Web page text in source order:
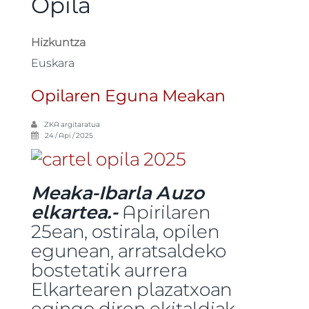
Opila
Hizkuntza
Euskara
Opilaren Eguna Meakan
ZKA argitaratua
24 / Api / 2025
Meaka-Ibarla Auzo
elkartea.-Apirilaren
25ean, ostirala, opilen
egunean, arratsaldeko
bostetatik aurrera
Elkartearen plazatxoan